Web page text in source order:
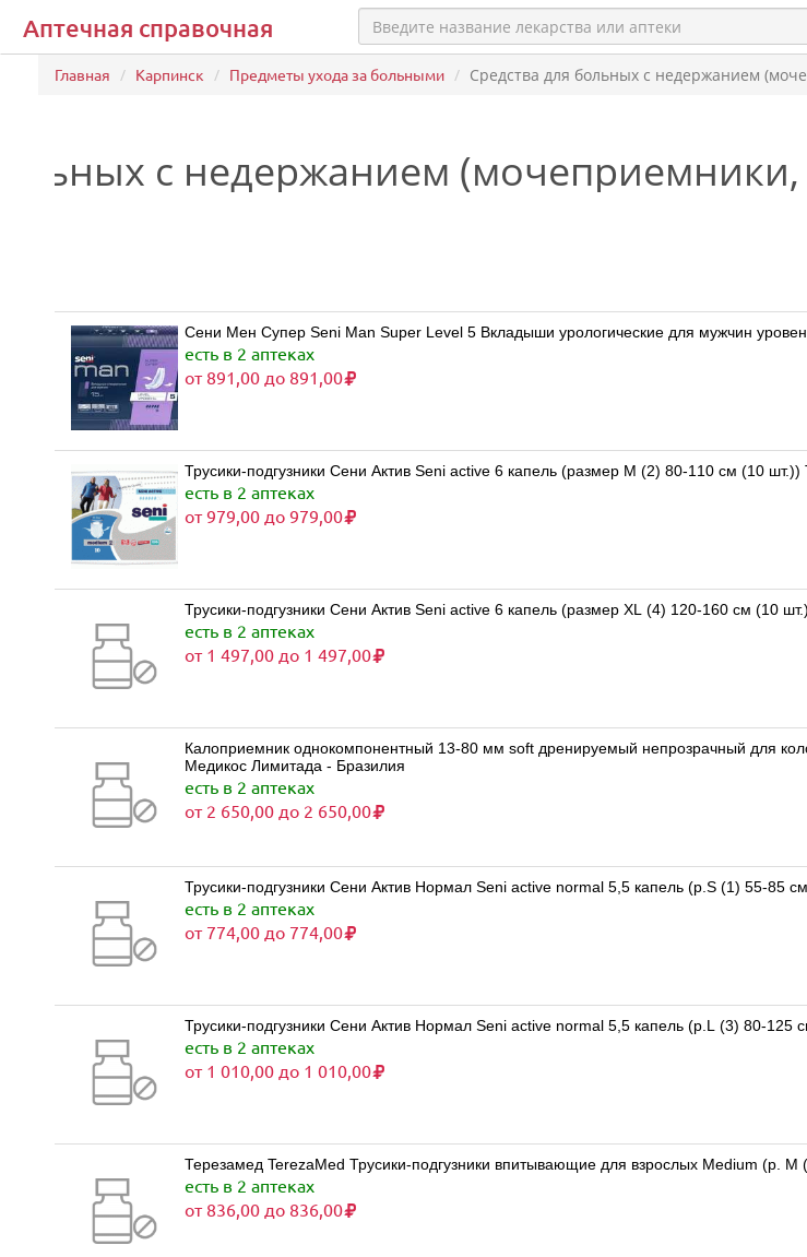
Аптечная справочная
Главная Карпинск Предметы ухода за больными Средства для больных с недержанием
с недержанием
Сени Мен Супер Seni Man Super Level 5 Вкладыши урологические для мужчин
есть в 2 аптеках
от 891,00 до 891,00
Трусики-подгузники Сени Актив Seni active 6 капель (размер M (2) 80-110 см (10
есть в 2 аптеках
от 979,00 до 979,00
Трусики-подгузники Сени Актив Seni active 6 капель (размер XL (4) 120-160 см (10
есть в 2 аптеках
от 1 497,00 до 1 497,00
Калоприемник однокомпонентный 13-80 мм soft дренируемый непрозрачный для
Медикос Лимитада - Бразилия
есть в 2 аптеках
от 2 650,00 до 2 650,00
Трусики-подгузники Сени Актив Нормал Seni active normal 5,5 капель (р.S (1) 55-85
есть в 2 аптеках
от 774,00 до 774,00
Трусики-подгузники Сени Актив Нормал Seni active normal 5,5 капель (р.L (3) 80-125
есть в 2 аптеках
от 1 010,00 до 1 010,00
Терезамед TerezaMed Трусики-подгузники впитывающие для взрослых Medium (р.
есть в 2 аптеках
от 836,00 до 836,00